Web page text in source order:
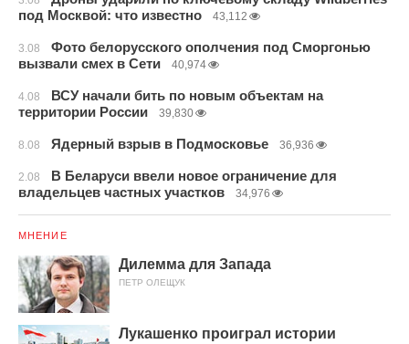
под Москвой: что известно
43,112
3.08
Фото белорусского ополчения под Сморгонью
вызвали смех в Сети
40,974
4.08
ВСУ начали бить по новым объектам на
территории России
39,830
8.08 Ядерный взрыв в Подмосковье 36,936
2.08
В Беларуси ввели новое ограничение для
владельцев частных участков
34,976
МНЕНИЕ
Дилемма для Запада
ПЕТР ОЛЕЩУК
Лукашенко проиграл истории